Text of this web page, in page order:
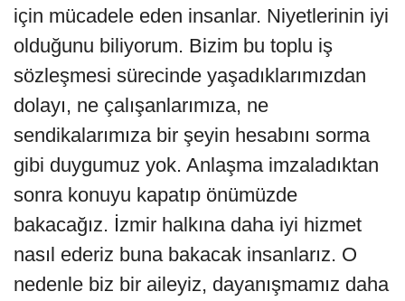
için mücadele eden insanlar. Niyetlerinin iyi
olduğunu biliyorum. Bizim bu toplu iş
sözleşmesi sürecinde yaşadıklarımızdan
dolayı, ne çalışanlarımıza, ne
sendikalarımıza bir şeyin hesabını sorma
gibi duygumuz yok. Anlaşma imzaladıktan
sonra konuyu kapatıp önümüzde
bakacağız. İzmir halkına daha iyi hizmet
nasıl ederiz buna bakacak insanlarız. O
nedenle biz bir aileyiz, dayanışmamız daha